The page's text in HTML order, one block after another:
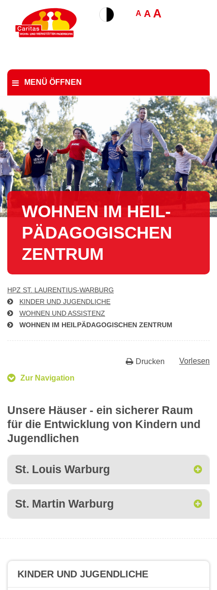
A A A
MENÜ ÖFFNEN
WOHNEN IM HEIL­
PÄD­AGO­GI­SCHEN
ZENTRUM
HPZ ST. LAU­REN­TI­US-WAR­BURG
KINDER UND JUGENDLICHE
WOHNEN UND ASSISTENZ
WOHNEN IM HEIL­PÄD­AGO­GI­SCHEN ZENTRUM
Vorlesen
Drucken
Zur Navigation
Unsere Häuser - ein sicherer Raum
für die Entwicklung von Kindern und
Jugendlichen
St. Louis Warburg
St. Martin Warburg
KINDER UND JUGENDLICHE